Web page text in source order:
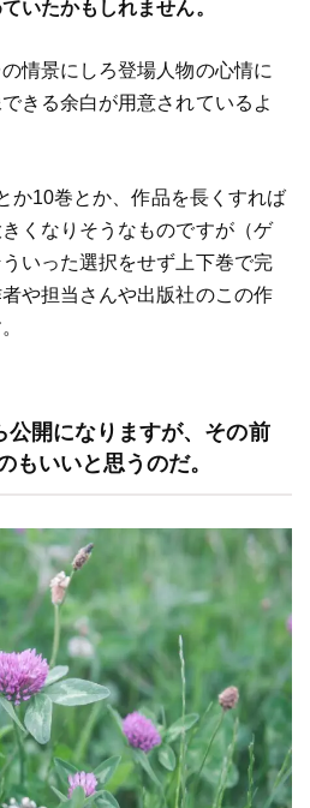
いたかもしれません。
情景にしろ登場人物の心情に
きる余白が用意されているよ
か10巻とか、作品を長くすれば
くなりそうなものですが（ゲ
いった選択をせず上下巻で完
や担当さんや出版社のこの作
公開になりますが、その前
もいいと思うのだ。